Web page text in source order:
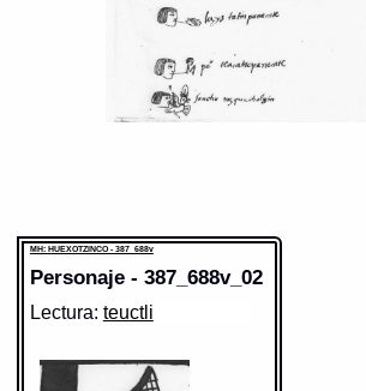
MH: HUEXOTZINCO - 387_688v
Personaje - 387_688v_02
Lectura: teuctli